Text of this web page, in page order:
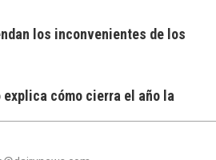
los inconvenientes de los
cómo cierra el año la